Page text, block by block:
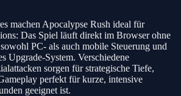
machen Apocalypse Rush ideal für
Das Spiel läuft direkt im Browser ohne
PC- als auch mobile Steuerung und
Upgrade-System. Verschiedene
sorgen für strategische Tiefe,
perfekt für kurze, intensive
geeignet ist.